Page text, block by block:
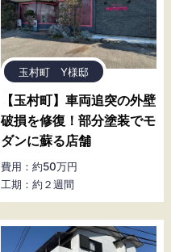
玉村町 Y様邸
【玉村町】車両追突の外壁
破損を修復！部分塗装でモ
ダンに蘇る店舗
費用：約50万円
工期：約２週間